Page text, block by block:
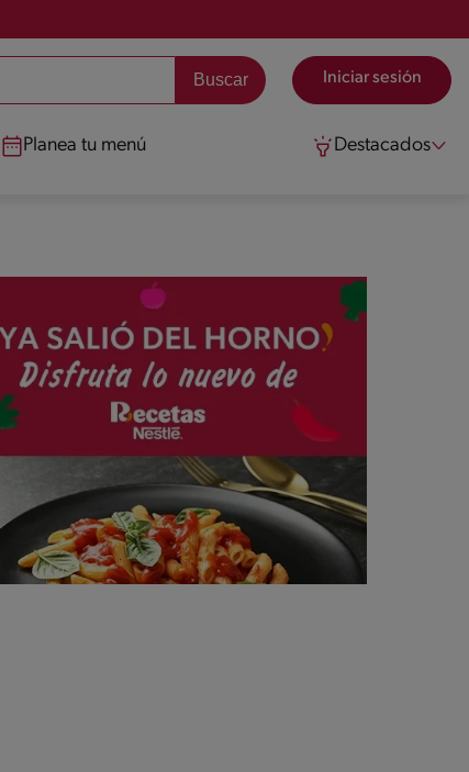
Iniciar sesión
Planea tu menú Destacados